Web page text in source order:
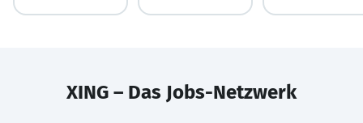
XING – Das Jobs-Netzwerk